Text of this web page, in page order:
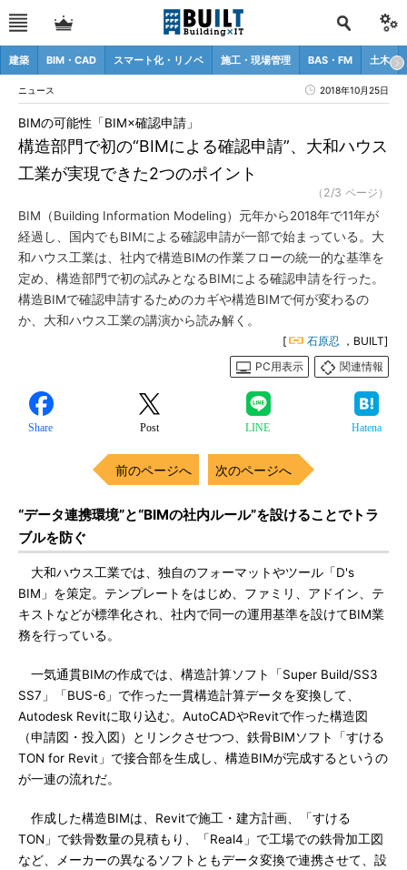
建築 BIM・CAD スマート化・リノベ 施工・現場管理 BAS・FM 土木
ニュース 2018年10月25日
構造部門で初の“BIMによる確認申請”、大和ハウス
工業が実現できた2つのポイント
BIMの可能性「BIM×確認申請」
（2/3 ページ）
BIM（Building Information Modeling）元年から2018年で11年が
経過し、国内でもBIMによる確認申請が一部で始まっている。大
和ハウス工業は、社内で構造BIMの作業フローの統一的な基準を
定め、構造部門で初の試みとなるBIMによる確認申請を行った。
構造BIMで確認申請するためのカギや構造BIMで何が変わるの
か、大和ハウス工業の講演から読み解く。
[ 石原忍 ，BUILT]
PC用表示
関連情報
Share Post LINE Hatena
前のページへ 次のページへ
“データ連携環境”と“BIMの社内ルール”を設けることでトラ
ブルを防ぐ
大和ハウス工業では、独自のフォーマットやツール「D's
BIM」を策定。テンプレートをはじめ、ファミリ、アドイン、テ
キストなどが標準化され、社内で同一の運用基準を設けてBIM業
務を行っている。
一気通貫BIMの作成では、構造計算ソフト「Super Build/SS3
SS7」「BUS-6」で作った一貫構造計算データを変換して、
Autodesk Revitに取り込む。AutoCADやRevitで作った構造図
（申請図・投入図）とリンクさせつつ、鉄骨BIMソフト「すける
TON for Revit」で接合部を生成し、構造BIMが完成するというの
が一連の流れだ。
作成した構造BIMは、Revitで施工・建方計画、「すける
TON」で鉄骨数量の見積もり、「Real4」で工場での鉄骨加工図
など、メーカーの異なるソフトともデータ変換で連携させて、設